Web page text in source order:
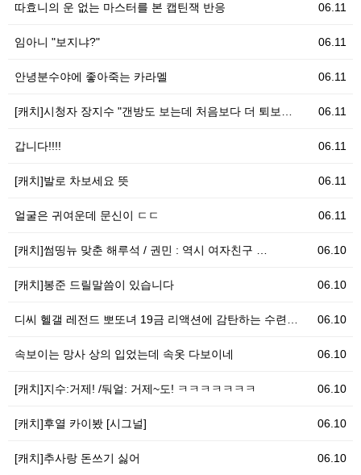
06.11
따효니의 운 없는 마스터를 본 캡틴잭 반응
06.11
임아니 "보지냐?"
06.11
안녕분수야에 좋아죽는 카라멜
06.11
[캐치]시청자 장지수 "갠방도 보는데 처음보다 더 퇴보…
06.11
갑니다!!!!
06.11
[캐치]발로 차보세요 뜻
06.11
얼굴은 귀여운데 문신이 ㄷㄷ
06.10
[캐치]썸띵뉴 맞춘 해루석 / 권민 : 역시 여자친구 …
06.10
[캐치]봉준 드릴말씀이 있습니다
06.10
디씨 헬갤 레전드 뽀또녀 19금 리액션에 감탄하는 수련…
06.10
속보이는 망사 상의 입었는데 속옷 다보이네
06.10
[캐치]지수:거제! /둬얼: 거제~도! ㅋㅋㅋㅋㅋㅋㅋ
06.10
[캐치]후열 카이봤 [시그널]
06.10
[캐치]추사랑 돈쓰기 싫어